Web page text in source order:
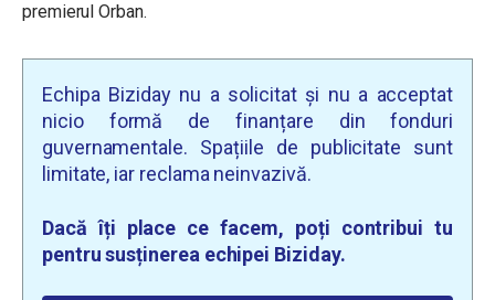
premierul Orban.
Echipa Biziday nu a solicitat și nu a acceptat
nicio formă de finanțare din fonduri
guvernamentale. Spațiile de publicitate sunt
limitate, iar reclama neinvazivă.
Dacă îți place ce facem, poți contribui tu
pentru susținerea echipei Biziday.